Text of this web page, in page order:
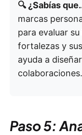
🔍 ¿Sabías
marcas
para evaluar
fortalezas y
ayuda a
colaboraciones.
Paso 5: